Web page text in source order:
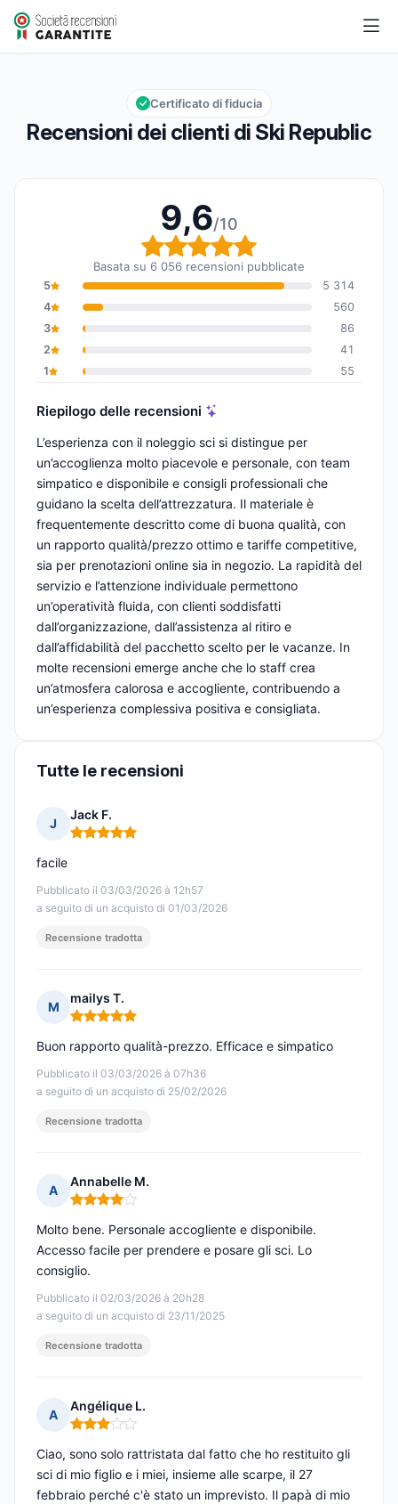
Ski Republic
Valutazione globale: 9,6 su 10
9,6/10
Recensioni dei clienti di Ski Republic
Certificato di fiducia
9,6/10
Valutazione globale:
Basata su 6 056 recensioni pubblicate
5
5 314
4
560
3
86
2
41
1
55
Riepilogo delle recensioni
L’esperienza con il noleggio sci si distingue per
un’accoglienza molto piacevole e personale, con team
simpatico e disponibile e consigli professionali che
guidano la scelta dell’attrezzatura. Il materiale è
frequentemente descritto come di buona qualità, con
un rapporto qualità/prezzo ottimo e tariffe competitive,
sia per prenotazioni online sia in negozio. La rapidità del
servizio e l’attenzione individuale permettono
un’operatività fluida, con clienti soddisfatti
dall’organizzazione, dall’assistenza al ritiro e
dall’affidabilità del pacchetto scelto per le vacanze. In
molte recensioni emerge anche che lo staff crea
un’atmosfera calorosa e accogliente, contribuendo a
un’esperienza complessiva positiva e consigliata.
Tutte le recensioni
J
Jack F.
Nota: 5 su 5
Pubblicato il 03/03/2026 à 12h57
a seguito di un acquisto di 01/03/2026
facile
Recensione tradotta
M
mailys T.
Nota: 5 su 5
Pubblicato il 03/03/2026 à 07h36
a seguito di un acquisto di 25/02/2026
Buon rapporto qualità-prezzo. Efficace e simpatico
Recensione tradotta
A
Annabelle M.
Nota: 4 su 5
Pubblicato il 02/03/2026 à 20h28
a seguito di un acquisto di 23/11/2025
Molto bene. Personale accogliente e disponibile.
Accesso facile per prendere e posare gli sci. Lo
consiglio.
Recensione tradotta
A
Angélique L.
Nota: 3 su 5
Ciao, sono solo rattristata dal fatto che ho restituito gli
sci di mio figlio e i miei, insieme alle scarpe, il 27
febbraio perché c'è stato un imprevisto. Il papà di mio